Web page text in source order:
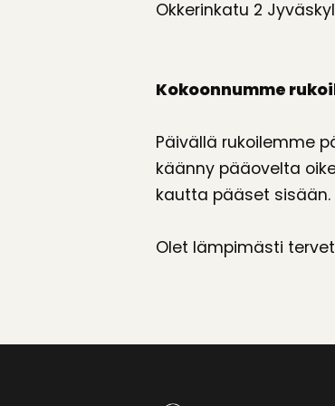
Okkerinkatu 2
Kokoonnumme
Päivällä rukoilemme
käänny pääovelta
kautta pääset
Olet lämpimästi